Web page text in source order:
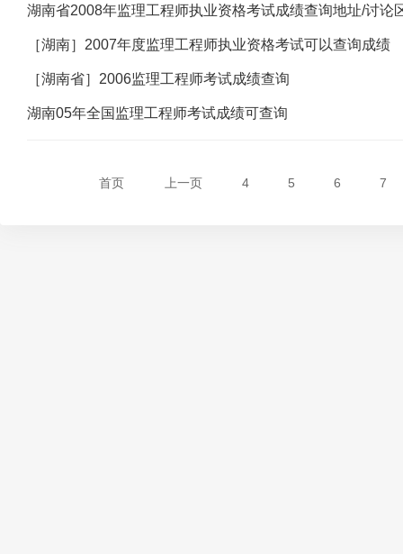
湖南省2008年监理工程师执业资格考试成绩查询地址/讨论
［湖南］2007年度监理工程师执业资格考试可以查询成绩
［湖南省］2006监理工程师考试成绩查询
湖南05年全国监理工程师考试成绩可查询
首页 上一页 4 5 6 7